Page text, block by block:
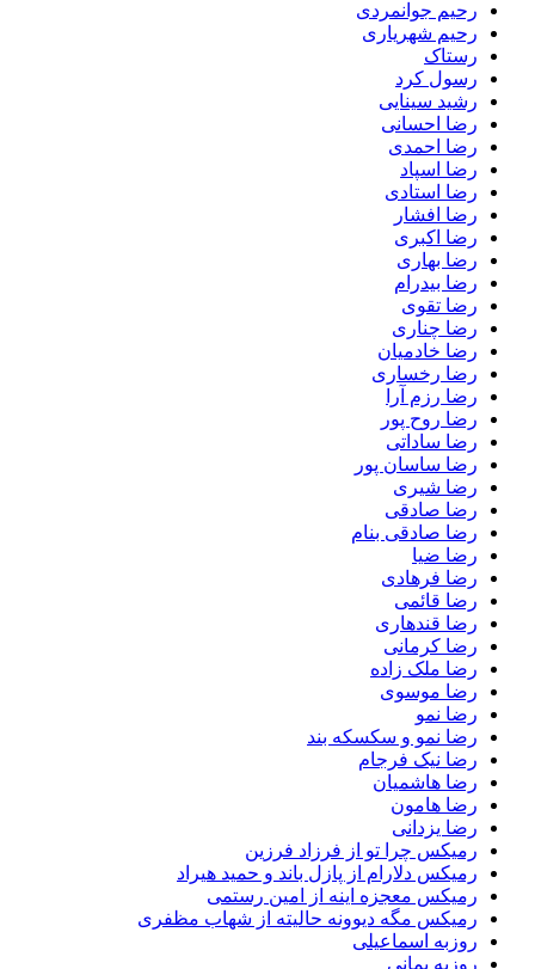
رحیم جوانمردی
رحیم شهریاری
رستاک
رسول کرد
رشید سینایی
رضا احسانی
رضا احمدی
رضا اسپاد
رضا استادی
رضا افشار
رضا اکبری
رضا بهاری
رضا بیدرام
رضا تقوی
رضا چناری
رضا خادمیان
رضا رخساری
رضا رزم آرا
رضا روح پور
رضا ساداتی
رضا ساسان پور
رضا شیری
رضا صادقی
رضا صادقی بنام
رضا ضیا
رضا فرهادی
رضا قائمی
رضا قندهاری
رضا کرمانی
رضا ملک زاده
رضا موسوی
رضا نمو
رضا نمو و سکسکه بند
رضا نیک فرجام
رضا هاشمیان
رضا هامون
رضا یزدانی
رمیکس چرا تو از فرزاد فرزین
رمیکس دلارام از پازل باند و حمید هیراد
رمیکس معجزه اینه از امین رستمی
رمیکس مگه دیوونه حالیته از شهاب مظفری
روزبه اسماعیلی
روزبه بمانی